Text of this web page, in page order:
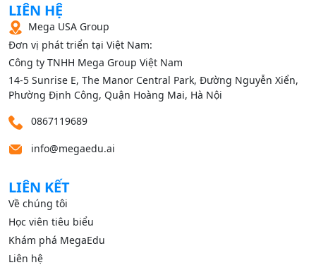
LIÊN HỆ
Mega USA Group
Đơn vị phát triển tại Việt Nam:
Công ty TNHH Mega Group Việt Nam
14‑5 Sunrise E, The Manor Central Park, Đường Nguyễn Xiển,
Phường Định Công, Quận Hoàng Mai, Hà Nội
0867119689
info@megaedu.ai
LIÊN KẾT
Về chúng tôi
Học viên tiêu biểu
Khám phá MegaEdu
Liên hệ